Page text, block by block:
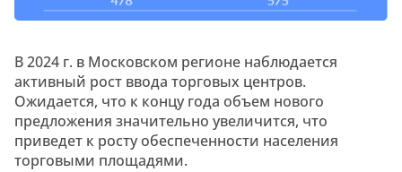
В 2024 г. в Московском регионе наблюдается
активный рост ввода торговых центров.
Ожидается, что к концу года объем нового
предложения значительно увеличится, что
приведет к росту обеспеченности населения
торговыми площадями.